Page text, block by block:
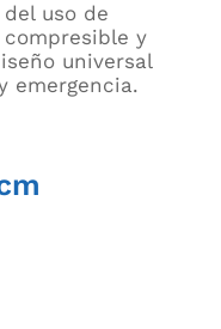
uso de
y
universal
emergencia.